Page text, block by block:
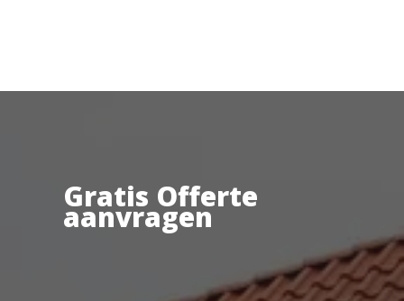
Gratis Offerte
aanvragen